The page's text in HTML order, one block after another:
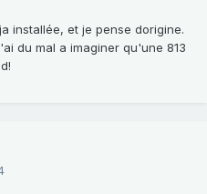
installée, et je pense dorigine.
du mal a imaginer qu'une 813